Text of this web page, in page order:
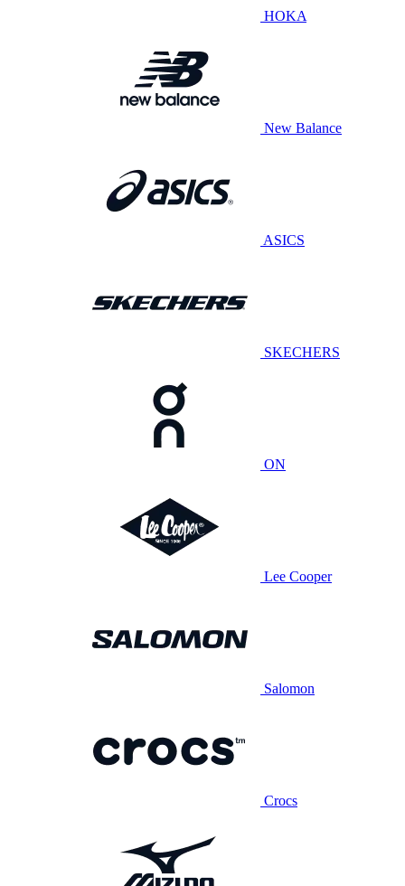
HOKA
New Balance
ASICS
SKECHERS
ON
Lee Cooper
Salomon
Crocs